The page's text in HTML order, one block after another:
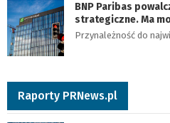
BNP Paribas
strategiczne. Ma
Przynależność do
Raporty PRNews.pl